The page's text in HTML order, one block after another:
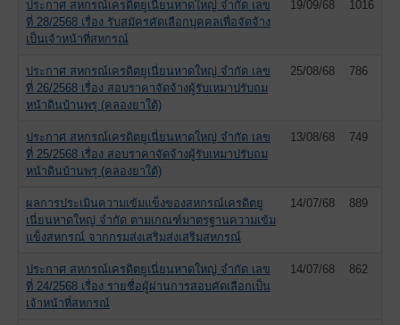
ประกาศ สหกรณ์เครดิตยูเนี่ยนหาดใหญ่ จำกัด เลข
ที่ 28/2568 เรื่อง รับสมัครคัดเลือกบุคคลเพื่อจัดจ้าง
เป็นเจ้าหน้าที่สหกรณ์
19/09/68 1016
ประกาศ สหกรณ์เครดิตยูเนี่ยนหาดใหญ่ จำกัด เลข
ที่ 26/2568 เรื่อง สอบราคาจัดจ้างผู้รับเหมาปรับถม
หน้าดินบ้านพรุ (คลองยาใต้)
25/08/68 786
ประกาศ สหกรณ์เครดิตยูเนี่ยนหาดใหญ่ จำกัด เลข
ที่ 25/2568 เรื่อง สอบราคาจัดจ้างผู้รับเหมาปรับถม
หน้าดินบ้านพรุ (คลองยาใต้)
13/08/68 749
ผลการประเมินความเข้มแข็งของสหกรณ์เครดิตยู
เนี่ยนหาดใหญ่ จำกัด ตามเกณฑ์มาตรฐานความเข้ม
แข็งสหกรณ์ จากกรมส่งเสริมส่งเสริมสหกรณ์
14/07/68 889
ประกาศ สหกรณ์เครดิตยูเนี่ยนหาดใหญ่ จำกัด เลข
ที่ 24/2568 เรื่อง รายชื่อผู้ผ่านการสอบคัดเลือกเป็น
เจ้าหน้าที่สหกรณ์
14/07/68 862